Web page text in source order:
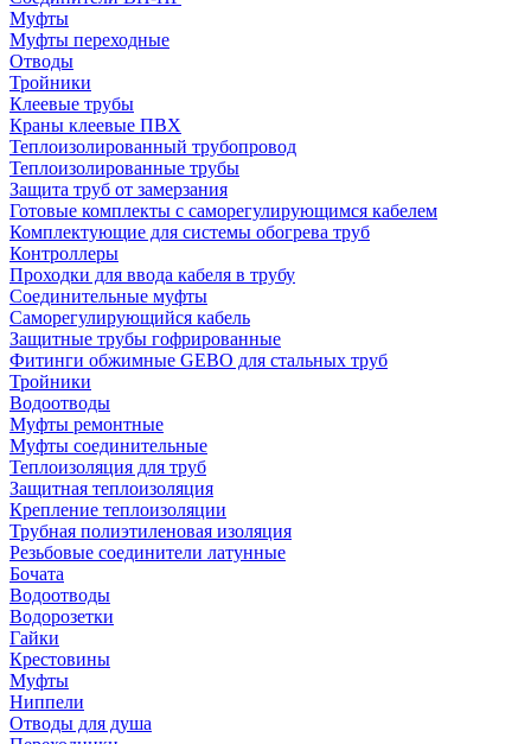
Муфты
Муфты переходные
Отводы
Тройники
Клеевые трубы
Краны клеевые ПВХ
Теплоизолированный трубопровод
Теплоизолированные трубы
Защита труб от замерзания
Готовые комплекты с саморегулирующимся кабелем
Комплектующие для системы обогрева труб
Контроллеры
Проходки для ввода кабеля в трубу
Соединительные муфты
Саморегулирующийся кабель
Защитные трубы гофрированные
Фитинги обжимные GEBO для стальных труб
Тройники
Водоотводы
Муфты ремонтные
Муфты соединительные
Теплоизоляция для труб
Защитная теплоизоляция
Крепление теплоизоляции
Трубная полиэтиленовая изоляция
Резьбовые соединители латунные
Бочата
Водоотводы
Водорозетки
Гайки
Крестовины
Муфты
Ниппели
Отводы для душа